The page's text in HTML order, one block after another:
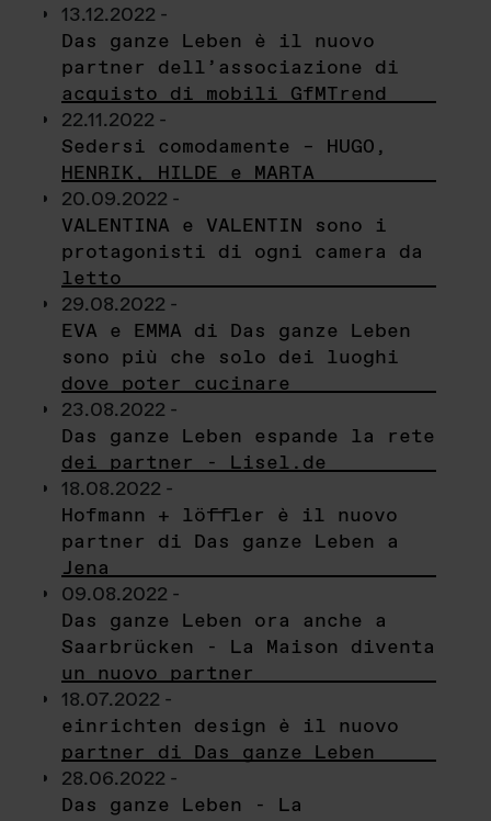
13.12.2022 -
Das ganze Leben è il nuovo
partner dell’associazione di
acquisto di mobili GfMTrend
22.11.2022 -
Sedersi comodamente – HUGO,
HENRIK, HILDE e MARTA
20.09.2022 -
VALENTINA e VALENTIN sono i
protagonisti di ogni camera da
letto
29.08.2022 -
EVA e EMMA di Das ganze Leben
sono più che solo dei luoghi
dove poter cucinare
23.08.2022 -
Das ganze Leben espande la rete
dei partner - Lisel.de
18.08.2022 -
Hofmann + löffler è il nuovo
partner di Das ganze Leben a
Jena
09.08.2022 -
Das ganze Leben ora anche a
Saarbrücken - La Maison diventa
un nuovo partner
18.07.2022 -
einrichten design è il nuovo
partner di Das ganze Leben
28.06.2022 -
Das ganze Leben - La